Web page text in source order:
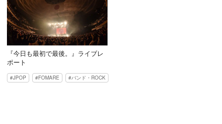
『今日も最初で最後。』ライブレ
ポート
JPOP FOMARE バンド・ROCK